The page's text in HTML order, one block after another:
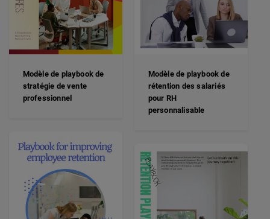
Modèle de playbook de
stratégie de vente
professionnel
Modèle de playbook de
rétention des salariés
pour RH
personnalisable